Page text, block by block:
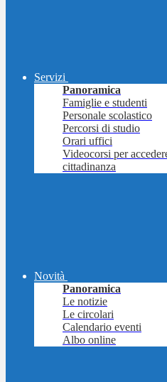
Servizi
Panoramica
Famiglie e studenti
Personale scolastico
Percorsi di studio
Orari uffici
Videocorsi per
cittadinanza
Novità
Panoramica
Le notizie
Le circolari
Calendario eventi
Albo online